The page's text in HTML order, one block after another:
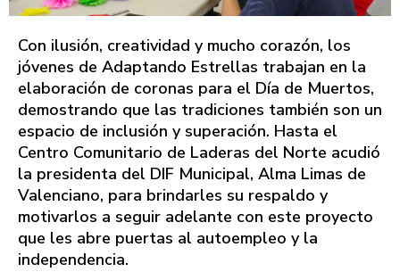
Con ilusión, creatividad y mucho corazón, los
jóvenes de Adaptando Estrellas trabajan en la
elaboración de coronas para el Día de Muertos,
demostrando que las tradiciones también son un
espacio de inclusión y superación. Hasta el
Centro Comunitario de Laderas del Norte acudió
la presidenta del DIF Municipal, Alma Limas de
Valenciano, para brindarles su respaldo y
motivarlos a seguir adelante con este proyecto
que les abre puertas al autoempleo y la
independencia.